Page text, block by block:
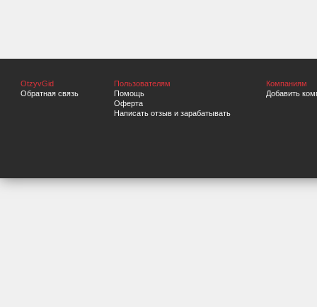
OtzyvGid
Обратная связь
Пользователям
Помощь
Оферта
Написать отзыв и зарабатывать
Компаниям
Добавить